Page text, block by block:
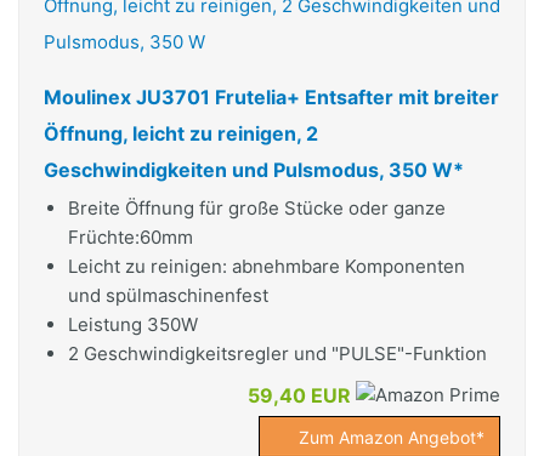
Moulinex JU3701 Frutelia+ Entsafter mit breiter
Öffnung, leicht zu reinigen, 2
Geschwindigkeiten und Pulsmodus, 350 W*
Breite Öffnung für große Stücke oder ganze
Früchte:60mm
Leicht zu reinigen: abnehmbare Komponenten
und spülmaschinenfest
Leistung 350W
2 Geschwindigkeitsregler und "PULSE"-Funktion
59,40 EUR
Zum Amazon Angebot*